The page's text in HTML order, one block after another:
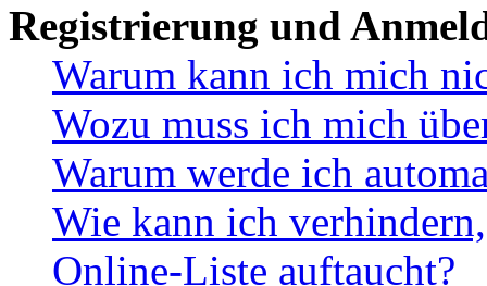
Registrierung und
Warum kann ich mich
Wozu muss ich mich
Warum werde ich
Wie kann ich
Online-Liste auftaucht?